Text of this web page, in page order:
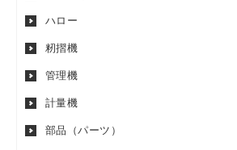
ハロー
籾摺機
管理機
計量機
部品（パーツ）